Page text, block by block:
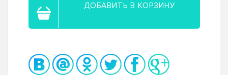
ДОБАВИТЬ В КОРЗИНУ